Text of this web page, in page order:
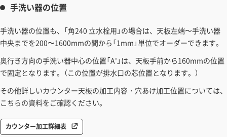
手洗い器の位置
手洗い器の位置も、「角240 立水栓用」の場合は、天板左端〜手洗い器
中央までを200〜1600mmの間から「1mm」単位でオーダーできます。
奥行き方向の手洗い器中心の位置「A'」は、天板手前から160mmの位置
で固定となります。（この位置が排水口の芯位置となります。）
その他詳しいカウンター天板の加工内容・穴あけ加工位置については、
こちらの資料をご確認ください。
カウンター加工詳細表